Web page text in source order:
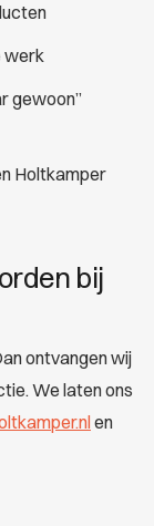
werk
gewoon”
Holtkamper
bij
ontvangen wij
We laten ons
en